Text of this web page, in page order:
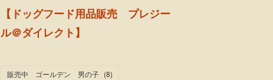
【ドッグフード用品販売 プレジー
ル＠ダイレクト】
販売中 ゴールデン 男の子 (8)